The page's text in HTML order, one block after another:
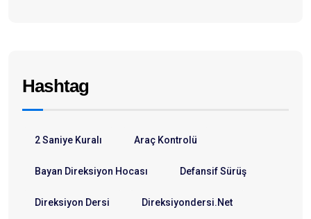
Hashtag
2 Saniye Kuralı Araç Kontrolü
Bayan Direksiyon Hocası Defansif Sürüş
Direksiyon Dersi Direksiyondersi.net